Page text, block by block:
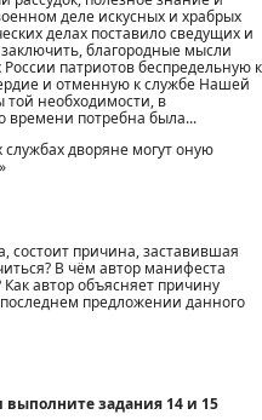
деле искусных и храбрых
делах поставило сведущих и
благородные мысли
патриотов беспредельную к
и отменную к службе Нашей
необходимости, в
времени потребна была...
дворяне могут оную
причина, заставившая
В чём автор манифеста
автор объясняет причину
предложении данного
задания 14 и 15